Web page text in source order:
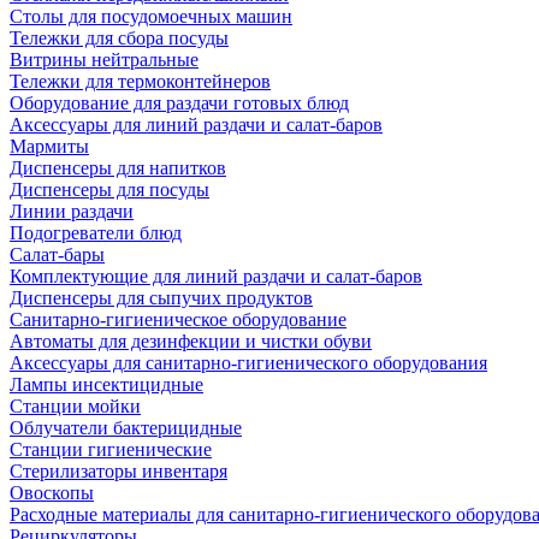
Столы для посудомоечных машин
Тележки для сбора посуды
Витрины нейтральные
Тележки для термоконтейнеров
Оборудование для раздачи готовых блюд
Аксессуары для линий раздачи и салат-баров
Мармиты
Диспенсеры для напитков
Диспенсеры для посуды
Линии раздачи
Подогреватели блюд
Салат-бары
Комплектующие для линий раздачи и салат-баров
Диспенсеры для сыпучих продуктов
Санитарно-гигиеническое оборудование
Автоматы для дезинфекции и чистки обуви
Аксессуары для санитарно-гигиенического оборудования
Лампы инсектицидные
Станции мойки
Облучатели бактерицидные
Станции гигиенические
Стерилизаторы инвентаря
Овоскопы
Расходные материалы для санитарно-гигиенического